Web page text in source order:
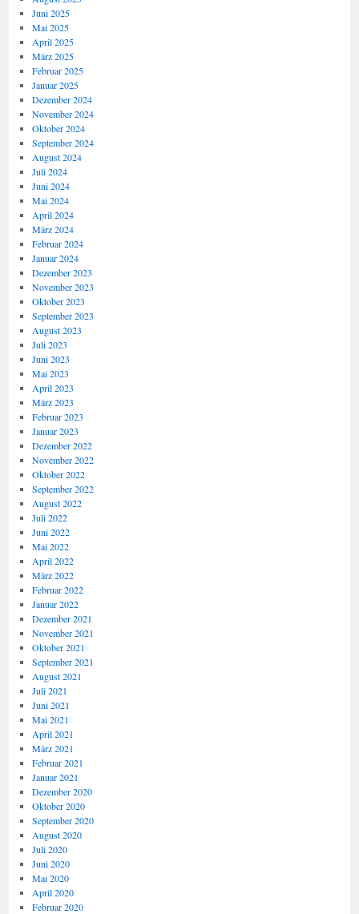
Juni 2025
Mai 2025
April 2025
März 2025
Februar 2025
Januar 2025
Dezember 2024
November 2024
Oktober 2024
September 2024
August 2024
Juli 2024
Juni 2024
Mai 2024
April 2024
März 2024
Februar 2024
Januar 2024
Dezember 2023
November 2023
Oktober 2023
September 2023
August 2023
Juli 2023
Juni 2023
Mai 2023
April 2023
März 2023
Februar 2023
Januar 2023
Dezember 2022
November 2022
Oktober 2022
September 2022
August 2022
Juli 2022
Juni 2022
Mai 2022
April 2022
März 2022
Februar 2022
Januar 2022
Dezember 2021
November 2021
Oktober 2021
September 2021
August 2021
Juli 2021
Juni 2021
Mai 2021
April 2021
März 2021
Februar 2021
Januar 2021
Dezember 2020
Oktober 2020
September 2020
August 2020
Juli 2020
Juni 2020
Mai 2020
April 2020
Februar 2020